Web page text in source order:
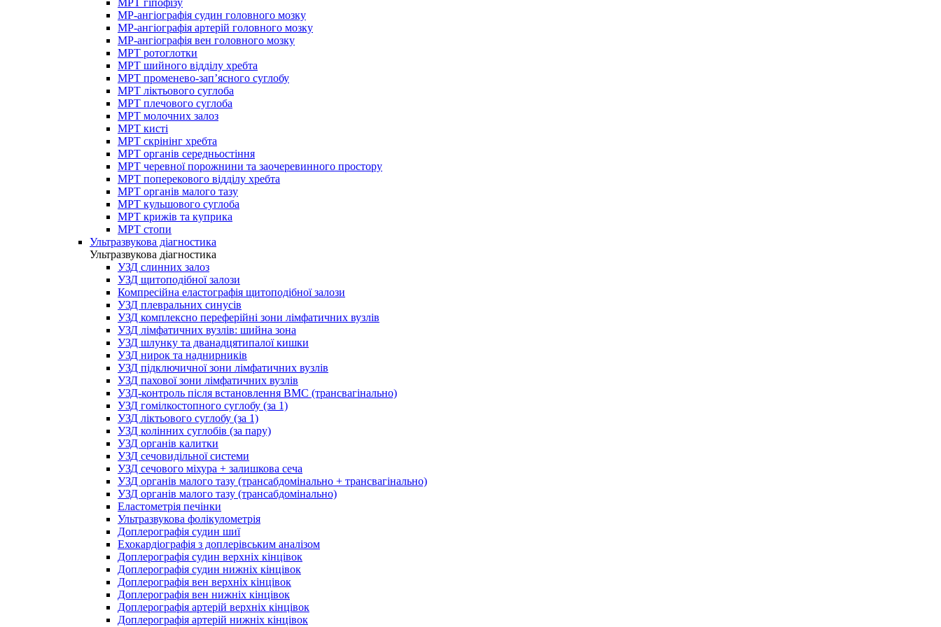
МРТ гіпофізу
МР-ангіографія судин головного мозку
МР-ангіографія артерій головного мозку
МР-ангіографія вен головного мозку
МРТ ротоглотки
МРТ шийного відділу хребта
МРТ променево-зап’ясного суглобу
МРТ ліктьового суглоба
МРТ плечового суглоба
МРТ молочних залоз
МРТ кисті
МРТ скрінінг хребта
МРТ органів середньостіння
МРТ черевної порожнини та заочеревинного простору
МРТ поперекового відділу хребта
МРТ органів малого тазу
МРТ кульшового суглоба
МРТ крижів та куприка
МРТ стопи
Ультразвукова діагностика
Ультразвукова діагностика
УЗД слинних залоз
УЗД щитоподібної залози
Компресійна еластографія щитоподібної залози
УЗД плевральних синусів
УЗД комплексно переферійні зони лімфатичних вузлів
УЗД лімфатичних вузлів: шийна зона
УЗД шлунку та дванадцятипалої кишки
УЗД нирок та наднирників
УЗД підключичної зони лімфатичних вузлів
УЗД пахової зони лімфатичних вузлів
УЗД-контроль після встановлення ВМС (трансвагінально)
УЗД гомілкостопного суглобу (за 1)
УЗД ліктьового суглобу (за 1)
УЗД колінних суглобів (за пару)
УЗД органів калитки
УЗД сечовидільної системи
УЗД сечового міхура + залишкова сеча
УЗД органів малого тазу (трансабдомінально + трансвагінально)
УЗД органів малого тазу (трансабдомінально)
Еластометрія печінки
Ультразвукова фолікулометрія
Доплерографія судин шиї
Ехокардіографія з доплерівським аналізом
Доплерографія судин верхніх кінцівок
Доплерографія судин нижніх кінцівок
Доплерографія вен верхніх кінцівок
Доплерографія вен нижніх кінцівок
Доплерографія артерій верхніх кінцівок
Доплерографія артерій нижніх кінцівок